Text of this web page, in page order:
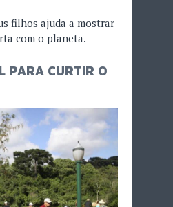
filhos ajuda a mostrar
com o planeta.
PARA CURTIR O